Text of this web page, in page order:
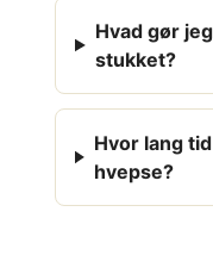
Hvad gør
stukket?
Hvor lang
hvepse?